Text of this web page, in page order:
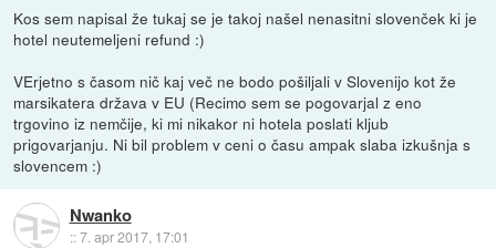
Kos sem napisal že tukaj se je takoj našel nenasitni slovenček ki je
hotel neutemeljeni refund :)
VErjetno s časom nič kaj več ne bodo pošiljali v Slovenijo kot že
marsikatera država v EU (Recimo sem se pogovarjal z eno
trgovino iz nemčije, ki mi nikakor ni hotela poslati kljub
prigovarjanju. Ni bil problem v ceni o času ampak slaba izkušnja s
slovencem :)
Nwanko
::7. apr 2017, 17:01